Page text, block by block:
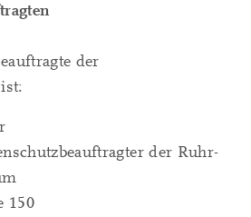
der
der Ruhr-
150